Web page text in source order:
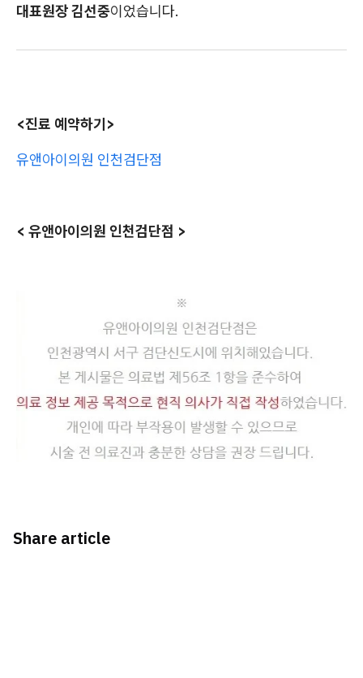
대표원장 김선중이었습니다.
<진료 예약하기>
유앤아이의원 인천검단점
< 유앤아이의원 인천검단점 >
Share article